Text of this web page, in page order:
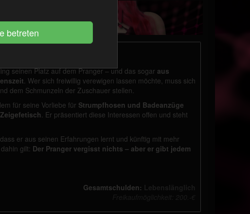
seinen Platz auf dem Pranger – und das sogar aus
. Wer sich freiwillig verewigen lassen möchte, muss sich
dem Schmunzeln der Zuschauer stellen.
für seine Vorliebe für Strumpfhosen und Badeanzüge
Zeigefetisch. Er präsentiert diese Interessen offen und steht
er aus seinen Erfahrungen lernt und künftig mit mehr
gilt: Der Pranger vergisst nichts – aber er gibt jedem
Gesamtschulden: